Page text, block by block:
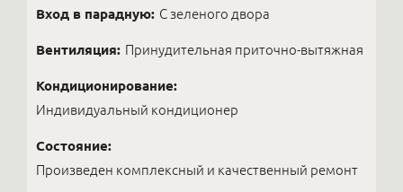
Вход в парадную: С зеленого двора
Вентиляция: Принудительная приточно-вытяжная
Кондиционирование:
Индивидуальный кондиционер
Состояние:
Произведен комплексный и качественный ремонт